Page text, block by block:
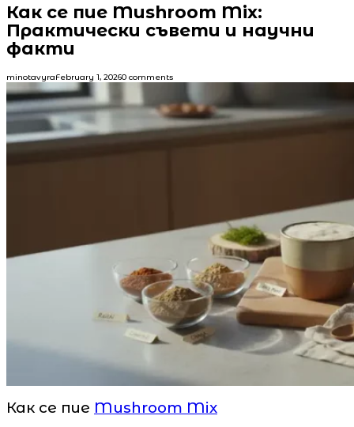
Как се пие Mushroom Mix:
Практически съвети и научни
факти
minotavyraFebruary 1, 20260 comments
Как се пие Mushroom Mix